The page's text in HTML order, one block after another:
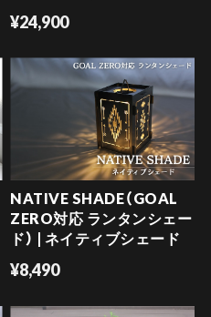
¥24,900
NATIVE SHADE（GOAL
ZERO対応 ランタンシェー
ド） | ネイティブシェード
¥8,490